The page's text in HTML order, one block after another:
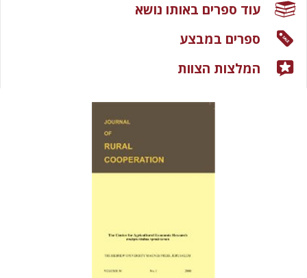
עוד ספרים באותו נושא
ספרים במבצע
המלצות הצוות